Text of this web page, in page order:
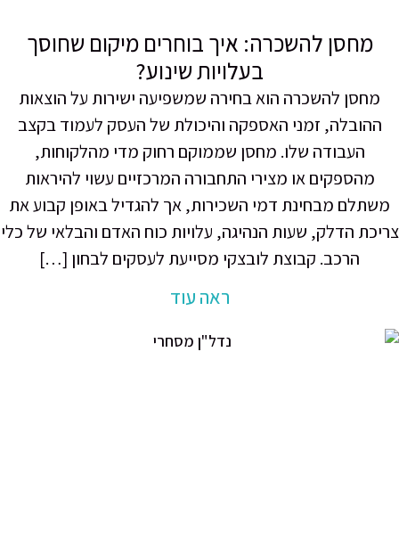
מחסן להשכרה: איך בוחרים מיקום שחוסך
בעלויות שינוע?
להשכרה הוא בחירה שמשפיעה ישירות על הוצאות
זמני האספקה והיכולת של העסק לעמוד בקצב
העבודה שלו. מחסן שממוקם רחוק מדי מהלקוחות,
מהספקים או מצירי התחבורה המרכזיים עשוי להיראות
מבחינת דמי השכירות, אך להגדיל באופן קבוע את
הדלק, שעות הנהיגה, עלויות כוח האדם והבלאי של כלי
הרכב. קבוצת לובצקי מסייעת לעסקים לבחון […]
ראה עוד